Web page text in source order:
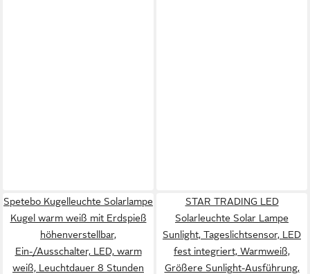
Spetebo Kugelleuchte Solarlampe
Kugel warm weiß mit Erdspieß
höhenverstellbar,
Ein-/Ausschalter, LED, warm
weiß, Leuchtdauer 8 Stunden
STAR TRADING LED
Solarleuchte Solar Lampe
Sunlight, Tageslichtsensor, LED
fest integriert, Warmweiß,
Größere Sunlight-Ausführung,